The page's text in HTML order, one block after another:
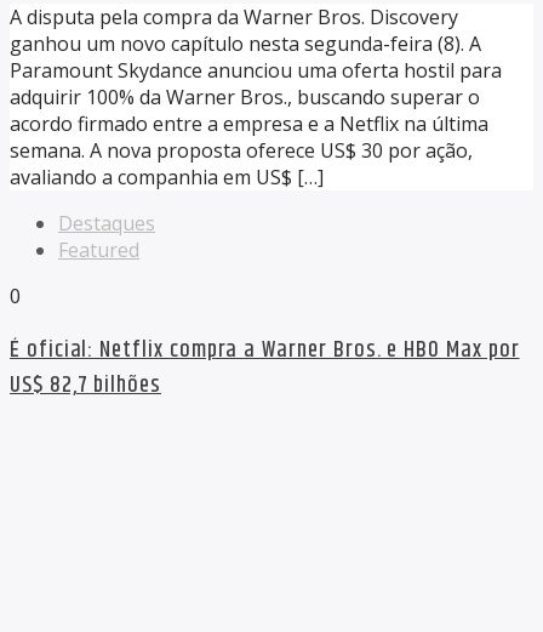
A disputa pela compra da Warner Bros. Discovery
ganhou um novo capítulo nesta segunda-feira (8). A
Paramount Skydance anunciou uma oferta hostil para
adquirir 100% da Warner Bros., buscando superar o
acordo firmado entre a empresa e a Netflix na última
semana. A nova proposta oferece US$ 30 por ação,
avaliando a companhia em US$ […]
Destaques
Featured
0
É oficial: Netflix compra a Warner Bros. e HBO Max por
US$ 82,7 bilhões